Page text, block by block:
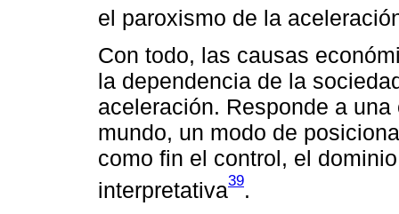
el paroxismo de la
Con todo, las causas
la dependencia de la
aceleración. Responde a
mundo, un modo de
como fin el control, el
interpretativa39.